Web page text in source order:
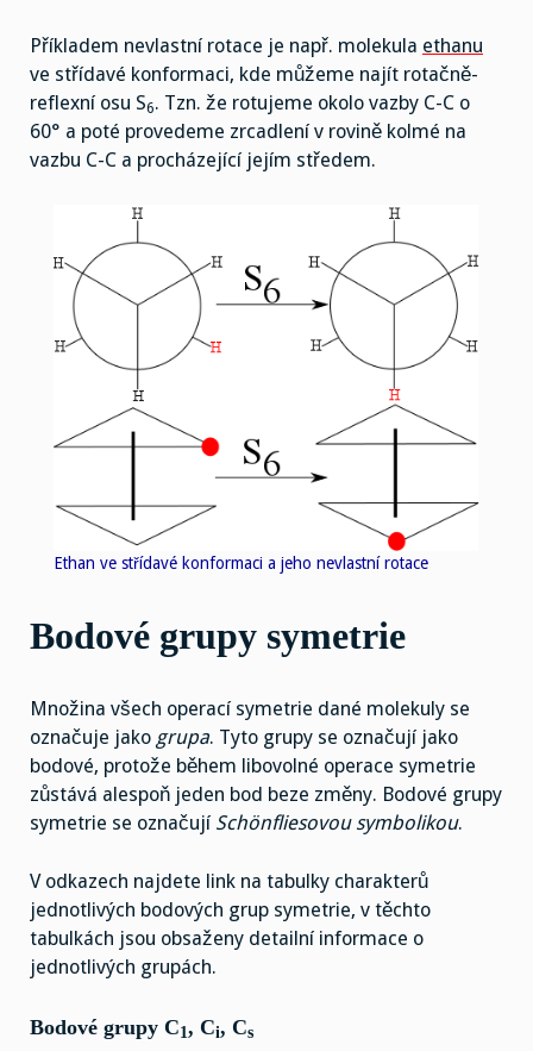
Příkladem nevlastní rotace je např. molekula ethanu
ve střídavé konformaci, kde můžeme najít rotačně-
reflexní osu S6. Tzn. že rotujeme okolo vazby C-C o
60° a poté provedeme zrcadlení v rovině kolmé na
vazbu C-C a procházející jejím středem.
Ethan ve střídavé konformaci a jeho nevlastní rotace
Bodové grupy symetrie
Množina všech operací symetrie dané molekuly se
označuje jako grupa. Tyto grupy se označují jako
bodové, protože během libovolné operace symetrie
zůstává alespoň jeden bod beze změny. Bodové grupy
symetrie se označují Schönfliesovou symbolikou.
V odkazech najdete link na tabulky charakterů
jednotlivých bodových grup symetrie, v těchto
tabulkách jsou obsaženy detailní informace o
jednotlivých grupách.
Bodové grupy C1, Ci, Cs